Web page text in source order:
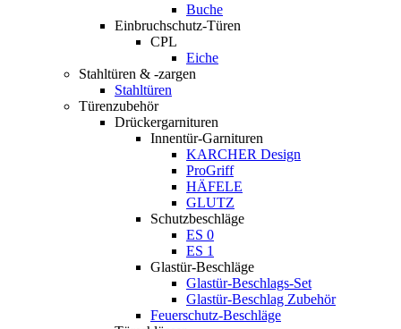
Buche
Einbruchschutz-Türen
CPL
Eiche
Stahltüren & -zargen
Stahltüren
Türenzubehör
Drückergarnituren
Innentür-Garnituren
KARCHER Design
ProGriff
HÄFELE
GLUTZ
Schutzbeschläge
ES 0
ES 1
Glastür-Beschläge
Glastür-Beschlags-Set
Glastür-Beschlag Zubehör
Feuerschutz-Beschläge